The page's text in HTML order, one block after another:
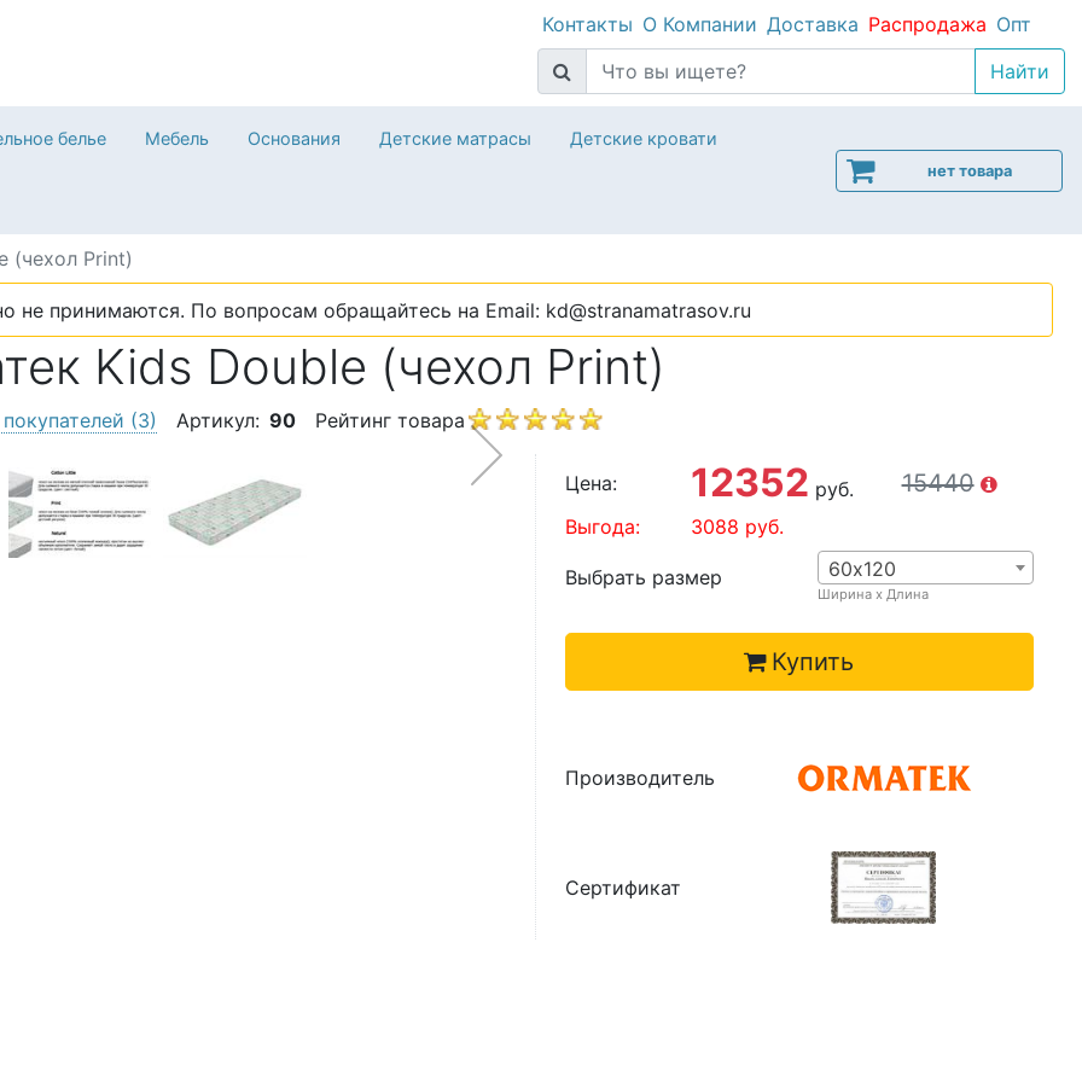
Контакты О Компании Доставка Распродажа Опт
белье Мебель Основания Детские матрасы Детские кровати
нет товара
(чехол Print)
не принимаются. По вопросам обращайтесь на Email: kd@stranamatrasov.ru
Kids Double (чехол Print)
(3) Артикул: 90 Рейтинг товара
Цена: 12352 руб. 15440
Выгода: 3088 руб.
Выбрать размер 60х120
Ширина х Длина
Купить
Производитель
Сертификат